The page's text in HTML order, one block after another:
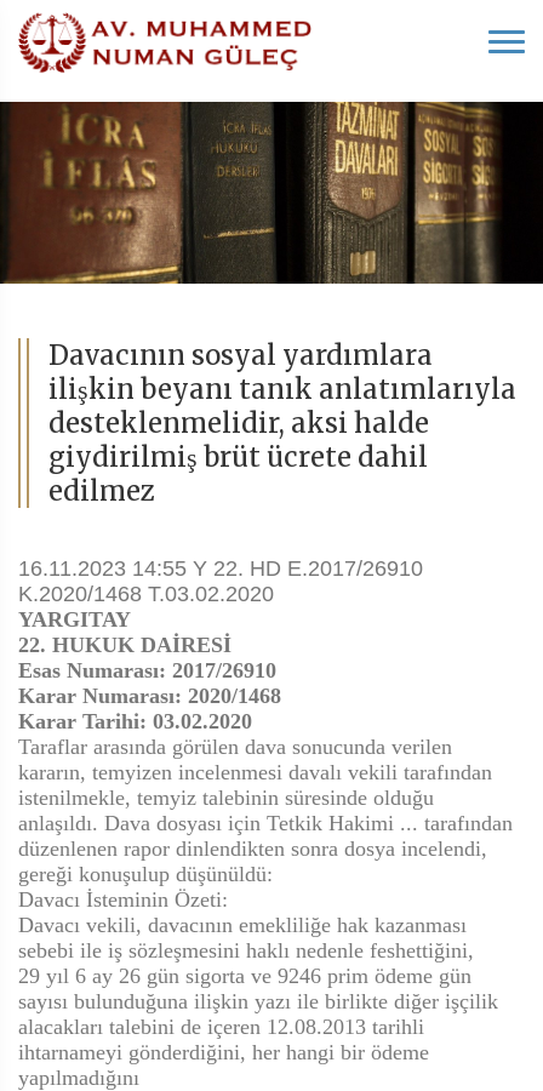
Davacının sosyal yardımlara
ilişkin beyanı tanık anlatımlarıyla
desteklenmelidir, aksi halde
giydirilmiş brüt ücrete dahil
edilmez
16.11.2023 14:55 Y 22. HD E.2017/26910
K.2020/1468 T.03.02.2020
YARGITAY
22. HUKUK DAİRESİ
Esas Numarası: 2017/26910
Karar Numarası: 2020/1468
Karar Tarihi: 03.02.2020
Taraflar arasında görülen dava sonucunda verilen
kararın, temyizen incelenmesi davalı vekili tarafından
istenilmekle, temyiz talebinin süresinde olduğu
anlaşıldı. Dava dosyası için Tetkik Hakimi ... tarafından
düzenlenen rapor dinlendikten sonra dosya incelendi,
gereği konuşulup düşünüldü:
Davacı İsteminin Özeti:
Davacı vekili, davacının emekliliğe hak kazanması
sebebi ile iş sözleşmesini haklı nedenle feshettiğini,
29 yıl 6 ay 26 gün sigorta ve 9246 prim ödeme gün
sayısı bulunduğuna ilişkin yazı ile birlikte diğer işçilik
alacakları talebini de içeren 12.08.2013 tarihli
ihtarnameyi gönderdiğini, her hangi bir ödeme
yapılmadığını